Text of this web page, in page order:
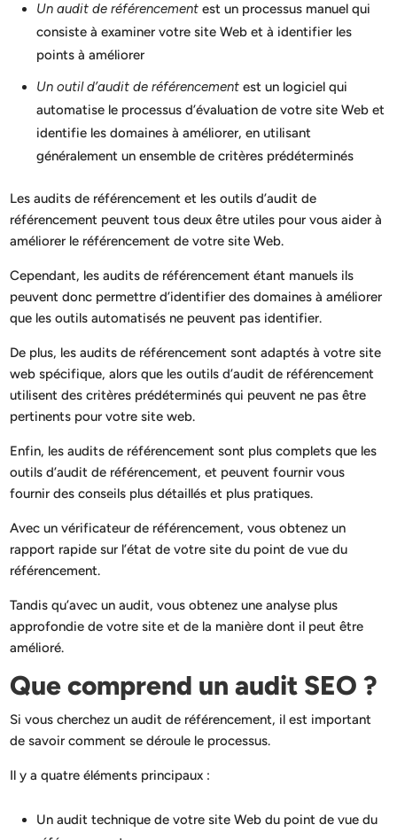
Un audit de référencementest un processus manuel qui
consiste à examiner votre site Web et à identifier les
points à améliorer
Un outil d’audit de référencement est un logiciel qui
automatise le processus d’évaluation de votre site Web et
identifie les domaines à améliorer, en utilisant
généralement un ensemble de critères prédéterminés
Les audits de référencement et les outils d’audit de
référencement peuvent tous deux être utiles pour vous aider à
améliorer le référencement de votre site Web.
Cependant, les audits de référencement étant manuels ils
peuvent donc permettre d’identifier des domaines à améliorer
que les outils automatisés ne peuvent pas identifier.
De plus, les audits de référencement sont adaptés à votre site
web spécifique, alors que les outils d’audit de référencement
utilisent des critères prédéterminés qui peuvent ne pas être
pertinents pour votre site web.
Enfin, les audits de référencement sont plus complets que les
outils d’audit de référencement, et peuvent fournir vous
fournir des conseils plus détaillés et plus pratiques.
Avec un vérificateur de référencement, vous obtenez un
rapport rapide sur l’état de votre site du point de vue du
référencement.
Tandis qu’avec un audit, vous obtenez une analyse plus
approfondie de votre site et de la manière dont il peut être
amélioré.
Que comprend un audit SEO ?
Si vous cherchez un audit de référencement, il est important
de savoir comment se déroule le processus.
Il y a quatre éléments principaux :
Un audit technique de votre site Web du point de vue du